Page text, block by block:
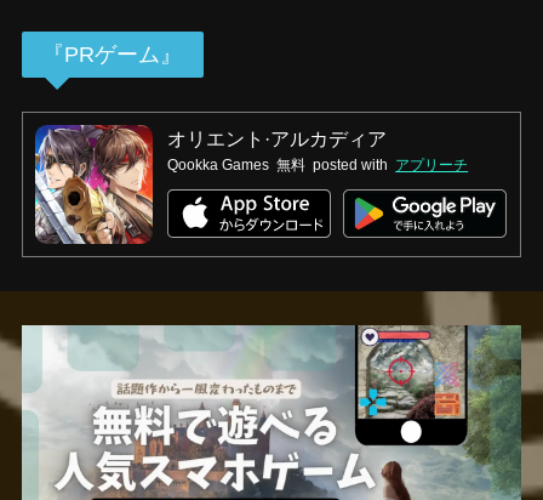
『PRゲーム』
オリエント·アルカディア
Qookka Games 無料 posted with アプリーチ